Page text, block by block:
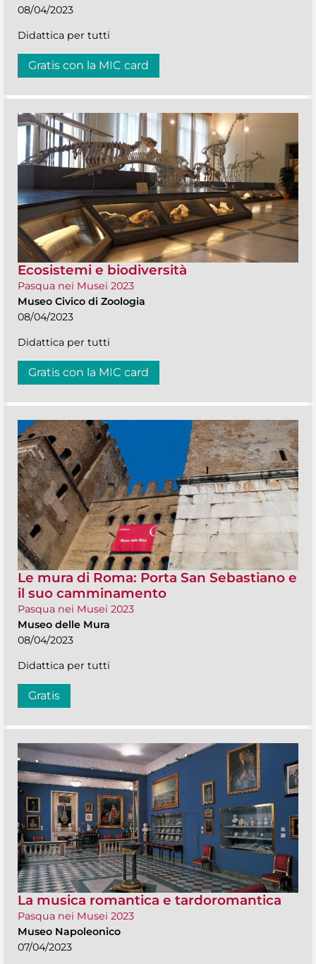
08/04/2023
Didattica per tutti
Gratis con la MIC card
Ecosistemi e biodiversità
Pasqua nei Musei 2023
Museo Civico di Zoologia
08/04/2023
Didattica per tutti
Gratis con la MIC card
Le mura di Roma: Porta San Sebastiano e
il suo camminamento
Pasqua nei Musei 2023
Museo delle Mura
08/04/2023
Didattica per tutti
Gratis
La musica romantica e tardoromantica
Pasqua nei Musei 2023
Museo Napoleonico
07/04/2023